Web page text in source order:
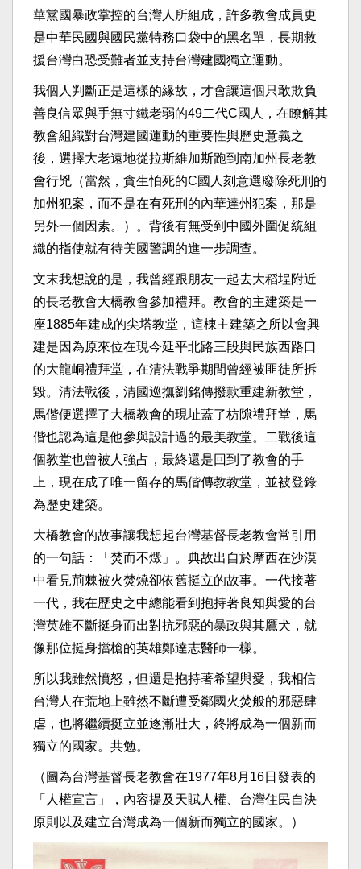
華黨國暴政掌控的台灣人所組成，許多教會成員更
是中華民國與國民黨特務口袋中的黑名單，長期救
援台灣白恐受難者並支持台灣建國獨立運動。​
​我個人判斷正是這樣的緣故，才會讓這個只敢欺負
善良信眾與手無寸鐵老弱的49二代C國人，在瞭解其
教會組織對台灣建國運動的重要性與歷史意義之
後，選擇大老遠地從拉斯維加斯跑到南加州長老教
會行兇（當然，貪生怕死的C國人刻意選廢除死刑的
加州犯案，而不是在有死刑的內華達州犯案，那是
另外一個因素。）。背後有無受到中國外圍促統組
織的指使就有待美國警調的進一步調查。​
​文末我想說的是，我曾經跟朋友一起去大稻埕附近
的長老教會大橋教會參加禮拜。教會的主建築是一
座1885年建成的尖塔教堂，這棟主建築之所以會興
建是因為原來位在現今延平北路三段與民族西路口
的大龍峒禮拜堂，在清法戰爭期間曾經被匪徒所拆
毀。清法戰後，清國巡撫劉銘傳撥款重建新教堂，
馬偕便選擇了大橋教會的現址蓋了枋隙禮拜堂，馬
偕也認為這是他參與設計過的最美教堂。二戰後這
個教堂也曾被人強占，最終還是回到了教會的手
上，現在成了唯一留存的馬偕傳教教堂，並被登錄
為歷史建築。​
​大橋教會的故事讓我想起台灣基督長老教會常引用
的一句話：「焚而不燬」。典故出自於摩西在沙漠
中看見荊棘被火焚燒卻依舊挺立的故事。一代接著
一代，我在歷史之中總能看到抱持著良知與愛的台
灣英雄不斷挺身而出對抗邪惡的暴政與其鷹犬，就
像那位挺身擋槍的英雄鄭達志醫師一樣。​
​所以我雖然憤怒，但還是抱持著希望與愛，我相信
台灣人在荒地上雖然不斷遭受鄰國火焚般的邪惡肆
虐，也將繼續挺立並逐漸壯大，終將成為一個新而
獨立的國家。​共勉。
​（圖為台灣基督長老教會在1977年8月16日發表的
「人權宣言」，內容提及天賦人權、台灣住民自決
原則以及建立台灣成為一個新而獨立的國家。）